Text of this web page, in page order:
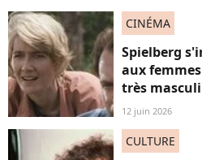
CINÉMA
Spielberg
aux
très
12 juin 2026
CULTURE